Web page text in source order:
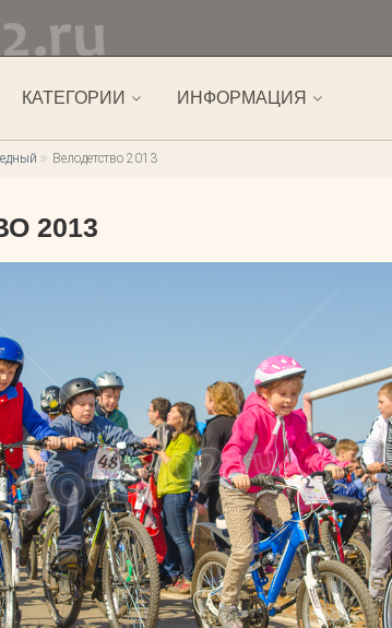
КАТЕГОРИИ ИНФОРМАЦИЯ
Велодетство 2013
2013